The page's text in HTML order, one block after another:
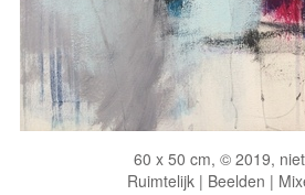
60 x 50 cm, © 2019,
Ruimtelijk | Beelden |